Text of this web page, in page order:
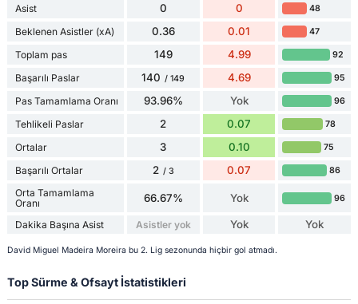
Asist 0 0 48
Beklenen Asistler (xA) 0.36 0.01 47
Toplam pas 149 4.99 92
Başarılı Paslar 140 / 149 4.69 95
Pas Tamamlama Oranı 93.96% Yok 96
Tehlikeli Paslar 2 0.07 78
Ortalar 3 0.10 75
Başarılı Ortalar 2 / 3 0.07 86
Orta Tamamlama
Oranı
66.67% Yok 96
Dakika Başına Asist Asistler yok Yok Yok
David Miguel Madeira Moreira bu 2. Lig sezonunda hiçbir gol atmadı.
Top Sürme & Ofsayt İstatistikleri